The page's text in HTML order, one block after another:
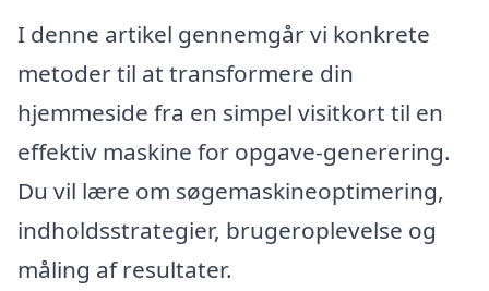
I denne artikel gennemgår vi konkrete
metoder til at transformere din
hjemmeside fra en simpel visitkort til en
effektiv maskine for opgave-generering.
Du vil lære om søgemaskineoptimering,
indholdsstrategier, brugeroplevelse og
måling af resultater.